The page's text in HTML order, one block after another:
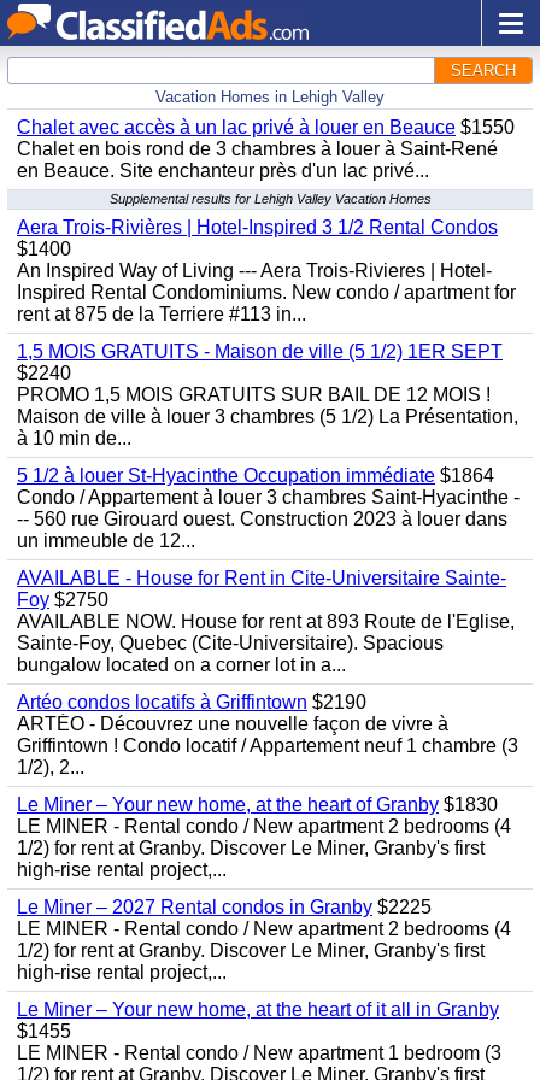
SEARCH
Vacation Homes in Lehigh Valley
Chalet avec accès à un lac privé à louer en Beauce $1550
Chalet en bois rond de 3 chambres à louer à Saint-René
en Beauce. Site enchanteur près d'un lac privé...
Supplemental results for Lehigh Valley Vacation Homes
Aera Trois-Rivières | Hotel-Inspired 3 1/2 Rental Condos
$1400
An Inspired Way of Living --- Aera Trois-Rivieres | Hotel-
Inspired Rental Condominiums. New condo / apartment for
rent at 875 de la Terriere #113 in...
1,5 MOIS GRATUITS - Maison de ville (5 1/2) 1ER SEPT
$2240
PROMO 1,5 MOIS GRATUITS SUR BAIL DE 12 MOIS !
Maison de ville à louer 3 chambres (5 1/2) La Présentation,
à 10 min de...
5 1/2 à louer St-Hyacinthe Occupation immédiate $1864
Condo / Appartement à louer 3 chambres Saint-Hyacinthe -
-- 560 rue Girouard ouest. Construction 2023 à louer dans
un immeuble de 12...
AVAILABLE - House for Rent in Cite-Universitaire Sainte-
Foy $2750
AVAILABLE NOW. House for rent at 893 Route de l'Eglise,
Sainte-Foy, Quebec (Cite-Universitaire). Spacious
bungalow located on a corner lot in a...
Artéo condos locatifs à Griffintown $2190
ARTÉO - Découvrez une nouvelle façon de vivre à
Griffintown ! Condo locatif / Appartement neuf 1 chambre (3
1/2), 2...
Le Miner – Your new home, at the heart of Granby $1830
LE MINER - Rental condo / New apartment 2 bedrooms (4
1/2) for rent at Granby. Discover Le Miner, Granby's first
high-rise rental project,...
Le Miner – 2027 Rental condos in Granby $2225
LE MINER - Rental condo / New apartment 2 bedrooms (4
1/2) for rent at Granby. Discover Le Miner, Granby's first
high-rise rental project,...
Le Miner – Your new home, at the heart of it all in Granby
$1455
LE MINER - Rental condo / New apartment 1 bedroom (3
1/2) for rent at Granby. Discover Le Miner, Granby's first